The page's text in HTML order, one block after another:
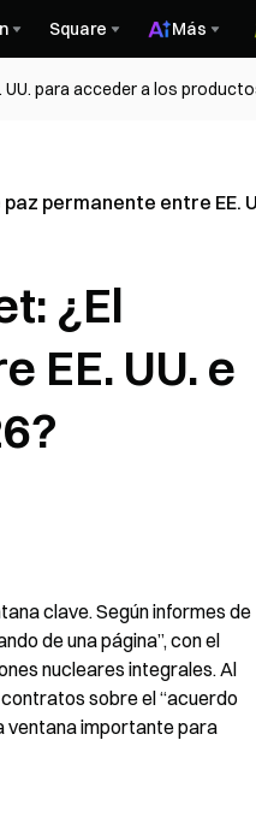
Square Más
para acceder a los
permanente entre EE.
¿El
EE. UU. e
clave. Según informes de
de una página”, con el
nucleares integrales. Al
sobre el “acuerdo
ventana importante para